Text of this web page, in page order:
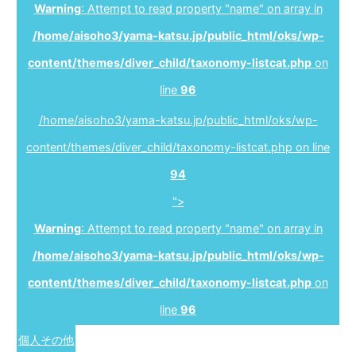
Warning: Attempt to read property "name" on array in
/home/aisoho3/yama-katsu.jp/public_html/oks/wp-
content/themes/diver_child/taxonomy-listcat.php on
line 96
/home/aisoho3/yama-katsu.jp/public_html/oks/wp-
content/themes/diver_child/taxonomy-listcat.php on line
94
">
Warning: Attempt to read property "name" on array in
/home/aisoho3/yama-katsu.jp/public_html/oks/wp-
content/themes/diver_child/taxonomy-listcat.php on
line 96
個人その他